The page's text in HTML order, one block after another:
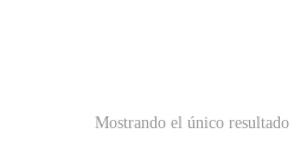
Mostrando el único resultado